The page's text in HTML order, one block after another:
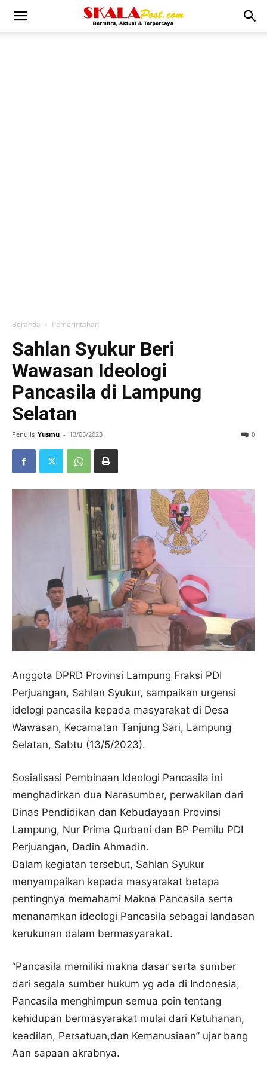
Beranda Pemerintahan
Sahlan Syukur Beri
Wawasan Ideologi
Pancasila di Lampung
Selatan
Penulis Yusmu - 13/05/2023 0
Anggota DPRD Provinsi Lampung Fraksi PDI
Perjuangan, Sahlan Syukur, sampaikan urgensi
idelogi pancasila kepada masyarakat di Desa
Wawasan, Kecamatan Tanjung Sari, Lampung
Selatan, Sabtu (13/5/2023).
Sosialisasi Pembinaan Ideologi Pancasila ini
menghadirkan dua Narasumber, perwakilan dari
Dinas Pendidikan dan Kebudayaan Provinsi
Lampung, Nur Prima Qurbani dan BP Pemilu PDI
Perjuangan, Dadin Ahmadin.
Dalam kegiatan tersebut, Sahlan Syukur
menyampaikan kepada masyarakat betapa
pentingnya memahami Makna Pancasila serta
menanamkan ideologi Pancasila sebagai landasan
kerukunan dalam bermasyarakat.
“Pancasila memiliki makna dasar serta sumber
dari segala sumber hukum yg ada di Indonesia,
Pancasila menghimpun semua poin tentang
kehidupan bermasyarakat mulai dari Ketuhanan,
keadilan, Persatuan,dan Kemanusiaan” ujar bang
Aan sapaan akrabnya.